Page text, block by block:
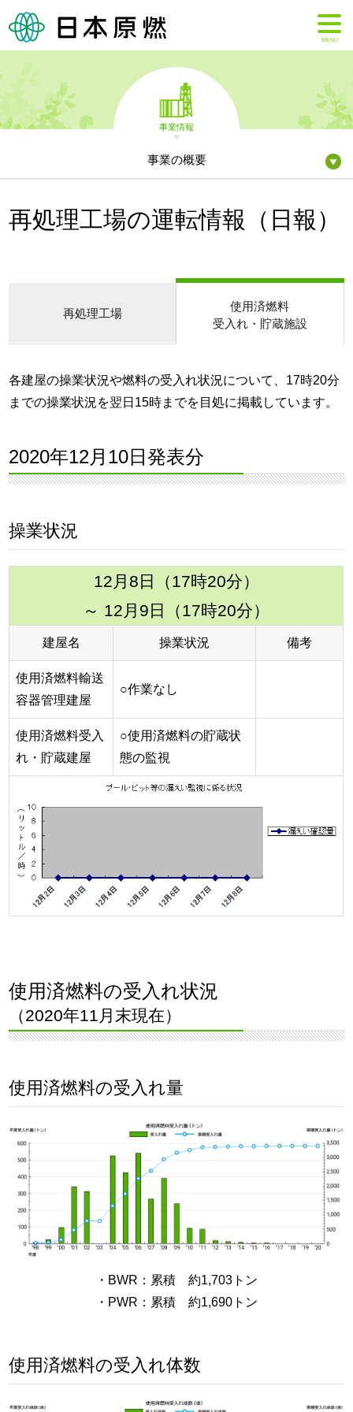
MENU
事業情報
事業の概要
再処理工場の運転情報（日報）
再処理工場
使用済燃料
受入れ・貯蔵施設
各建屋の操業状況や燃料の受入れ状況について、17時20分
までの操業状況を翌日15時までを目処に掲載しています。
2020年12月10日発表分
操業状況
12月8日（17時20分）
～ 12月9日（17時20分）
建屋名 操業状況 備考
使用済燃料輸送
容器管理建屋
○作業なし
使用済燃料受入
れ・貯蔵建屋
○使用済燃料の貯蔵状
態の監視
使用済燃料の受入れ状況
（2020年11月末現在）
使用済燃料の受入れ量
・BWR：累積 約1,703トン
・PWR：累積 約1,690トン
使用済燃料の受入れ体数